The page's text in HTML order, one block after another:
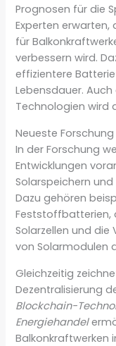
Prognosen für die
Experten
für
verbessern wird.
effizientere
Lebensdauer.
Technologien wird
Neueste
In der Forschung
Entwicklungen
Solarspeichern
Dazu gehören
Feststoffbatterien,
Solarzellen und
von Solarmodulen
Gleichzeitig
Dezentralisierung
Blockchain-
Energiehandel
Balkonkraftwerken